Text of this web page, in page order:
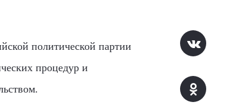
политической партии
процедур и